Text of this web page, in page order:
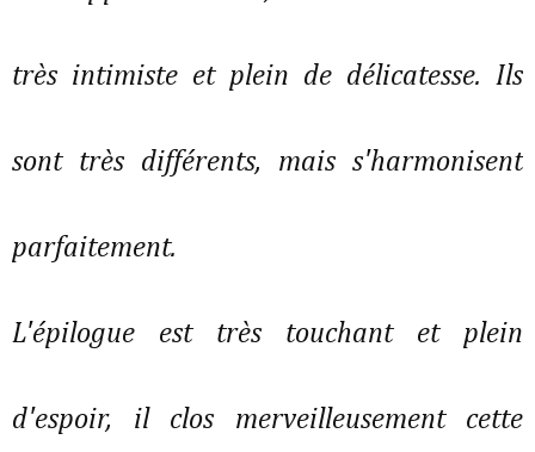
très intimiste et plein de délicatesse. Ils
sont très différents, mais s'harmonisent
parfaitement.
L'épilogue est très touchant et plein
d'espoir, il clos merveilleusement cette